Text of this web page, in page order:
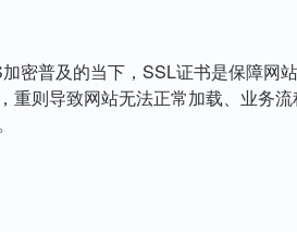
密普及的当下，SSL证书是保障网
重则导致网站无法正常加载、业务